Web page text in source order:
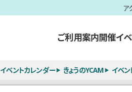
ア
ご利用案内開催イ
イベントカレンダー きょうのYCAM イベ